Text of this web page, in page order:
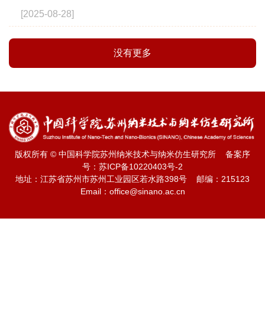
[2025-08-28]
没有更多
版权所有 © 中国科学院苏州纳米技术与纳米仿生研究所 备案序
号： 苏ICP备10220403号-2
地址：江苏省苏州市苏州工业园区若水路398号 邮编：215123
Email：office@sinano.ac.cn